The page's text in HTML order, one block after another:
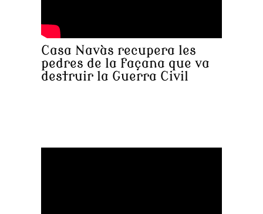
Casa Navàs recupera les
pedres de la façana que va
destruir la Guerra Civil